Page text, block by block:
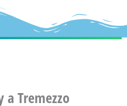
a Tremezzo